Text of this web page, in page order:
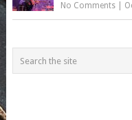
No Comments|